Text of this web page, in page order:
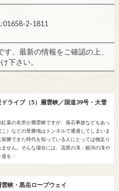
2-1811
、最新の情報をご確認の上、
下さい。
ドライブ（5）層雲峡／国道39号・大雪
葉の名所が層雲峡ですが、落石事故などもあっ
）などの景勝地はトンネルで通過してしまいま
勝できた時代を知っている人にとっては物足り
ません。そんな場合には、流星の滝・銀河の滝や
道を
峡・黒岳ロープウェイ